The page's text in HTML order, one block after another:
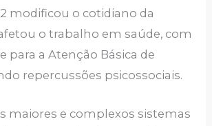
2 modificou o cotidiano da
o trabalho em saúde, com
para a Atenção Básica de
repercussões psicossociais.
maiores e complexos sistemas